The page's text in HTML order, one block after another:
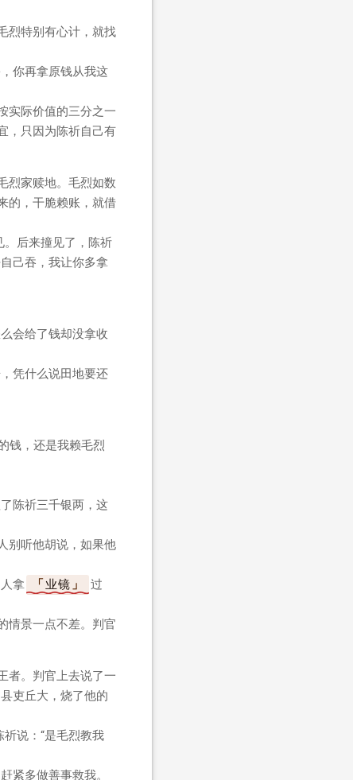
烈特别有心计，就找
你再拿原钱从我这
实际价值的三分之一
，只因为陈祈自己有
烈家赎地。毛烈如数
的，干脆赖账，就借
。后来撞见了，陈祈
己吞，我让你多拿
会给了钱却没拿收
凭什么说田地要还
钱，还是我赖毛烈
陈祈三千银两，这
别听他胡说，如果他
拿
业镜
过
情景一点不差。判官
者。判官上去说了一
吏丘大，烧了他的
说：“是毛烈教我
紧多做善事救我。